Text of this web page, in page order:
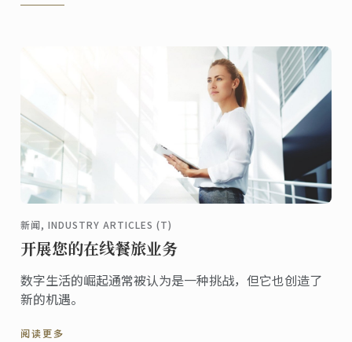
新闻, INDUSTRY ARTICLES (T)
开展您的在线餐旅业务
数字生活的崛起通常被认为是一种挑战，但它也创造了
新的机遇。
阅读更多